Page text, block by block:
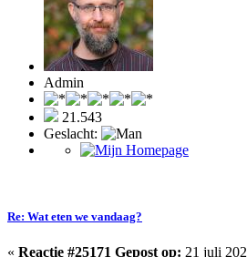
Admin
21.543
Geslacht:
Re: Wat eten we vandaag?
« Reactie #25171 Gepost op: 21 juli